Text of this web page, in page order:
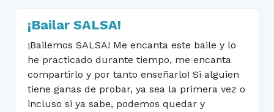
¡Bailar SALSA!
¡Bailemos SALSA! Me encanta este baile y lo
he practicado durante tiempo, me encanta
compartirlo y por tanto enseñarlo! Si alguien
tiene ganas de probar, ya sea la primera vez o
incluso si ya sabe, podemos quedar y